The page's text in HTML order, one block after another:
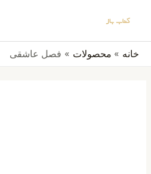
محتوا
خانه محصولات فصل عاشقی